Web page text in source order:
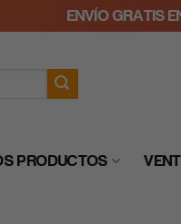
ENVÍO GRATIS
PRODUCTOS